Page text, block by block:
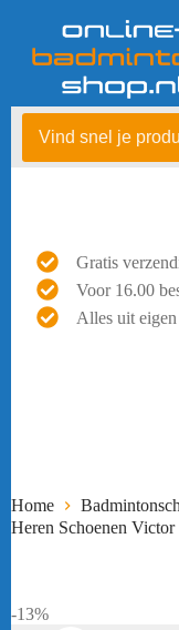
Gratis
Voor 16.00
Alles uit
Home
Heren Schoenen Victor
-13%